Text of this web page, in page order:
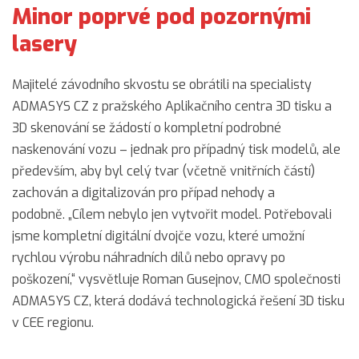
Minor poprvé pod pozornými
lasery
Majitelé závodního skvostu se obrátili na specialisty
ADMASYS CZ z pražského Aplikačního centra 3D tisku a
3D skenování se žádostí o kompletní podrobné
naskenování vozu – jednak pro případný tisk modelů, ale
především, aby byl celý tvar (včetně vnitřních částí)
zachován a digitalizován pro případ nehody a
podobně. „Cílem nebylo jen vytvořit model. Potřebovali
jsme kompletní digitální dvojče vozu, které umožní
rychlou výrobu náhradních dílů nebo opravy po
poškození,“ vysvětluje Roman Gusejnov, CMO společnosti
ADMASYS CZ, která dodává technologická řešení 3D tisku
v CEE regionu.